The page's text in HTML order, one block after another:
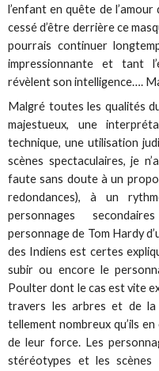
l’enfant en quête de l’amour
cessé d’être derrière ce
pourrais continuer
impressionnante et tant
révèlent son intelligence….
Malgré toutes les qualités
majestueux, une
technique, une utilisation
scènes spectaculaires, je
faute sans doute à un
redondances), à un
personnages
personnage de Tom Hardy
des Indiens est certes
subir ou encore le
Poulter dont le cas est vite
travers les arbres et de la
tellement nombreux qu’ils
de leur force. Les
stéréotypes et les scènes